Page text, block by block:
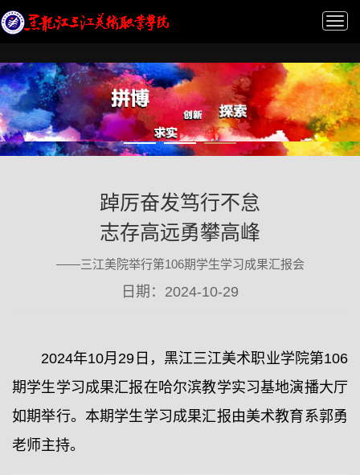
踔厉奋发笃行不怠
志存高远勇攀高峰
——三江美院举行第106期学生学习成果汇报会
日期：2024-10-29
2024年10月29日，黑江三江美术职业学院第106
期学生学习成果汇报在哈尔滨教学实习基地演播大厅
如期举行。本期学生学习成果汇报由美术教育系郭勇
老师主持。